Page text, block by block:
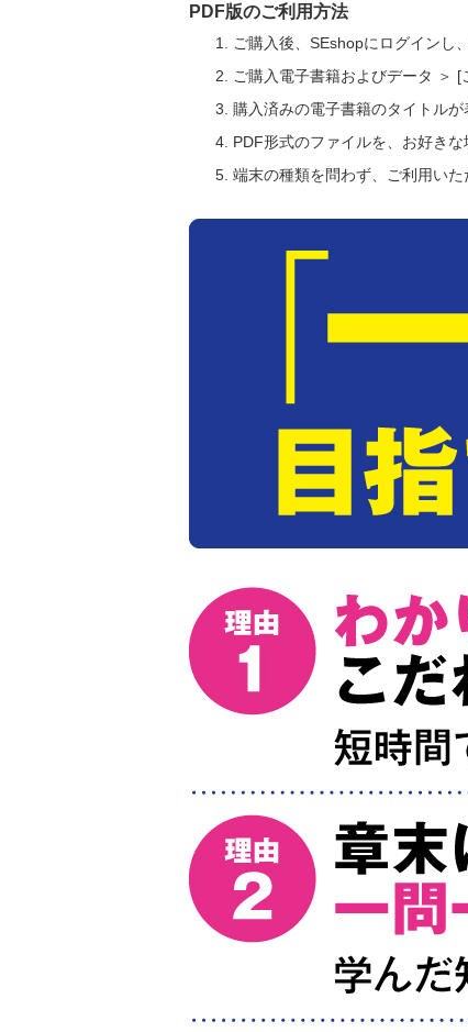
PDF版のご利用方法
ご購入後、SEshopにログインし
ご購入電子書籍およびデータ ＞ [
購入済みの電子書籍のタイトル
PDF形式のファイルを、お好きな
端末の種類を問わず、ご利用いた